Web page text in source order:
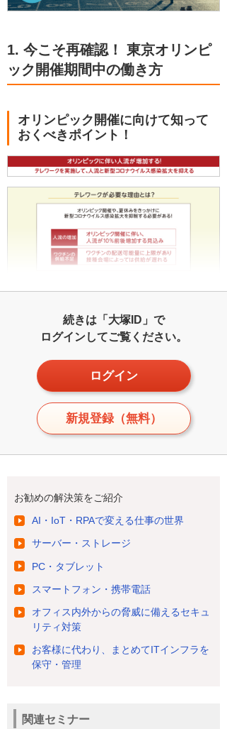
1. 今こそ再確認！ 東京オリンピ
ック開催期間中の働き方
オリンピック開催に向けて知って
おくべきポイント！
続きは「大塚ID」で
ログインしてご覧ください。
ログイン
新規登録（無料）
お勧めの解決策をご紹介
AI・IoT・RPAで変える仕事の世界
サーバー・ストレージ
PC・タブレット
スマートフォン・携帯電話
オフィス内外からの脅威に備えるセキュ
リティ対策
お客様に代わり、まとめてITインフラを
保守・管理
関連セミナー